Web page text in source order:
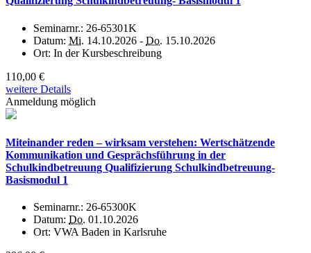
Seminarnr.: 26-65301K
Datum: Mi. 14.10.2026 - Do. 15.10.2026
Ort: In der Kursbeschreibung
110,00 €
weitere Details
Anmeldung möglich
Miteinander reden – wirksam verstehen: Wertschätzende
Kommunikation und Gesprächsführung in der
Schulkindbetreuung Qualifizierung Schulkindbetreuung-
Basismodul 1
Seminarnr.: 26-65300K
Datum: Do. 01.10.2026
Ort: VWA Baden in Karlsruhe